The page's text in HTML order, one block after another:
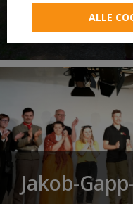
Neuer
Laudato si’
Jakob-
ALLE